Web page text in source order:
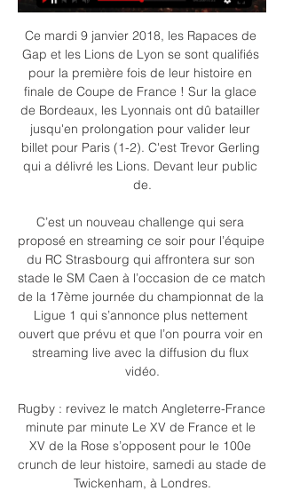
Ce mardi 9 janvier 2018, les Rapaces de
Gap et les Lions de Lyon se sont qualifiés
pour la première fois de leur histoire en
finale de Coupe de France ! Sur la glace
de Bordeaux, les Lyonnais ont dû batailler
jusqu'en prolongation pour valider leur
billet pour Paris (1-2). C'est Trevor Gerling
qui a délivré les Lions. Devant leur public
de.
C’est un nouveau challenge qui sera
proposé en streaming ce soir pour l’équipe
du RC Strasbourg qui affrontera sur son
stade le SM Caen à l’occasion de ce match
de la 17ème journée du championnat de la
Ligue 1 qui s’annonce plus nettement
ouvert que prévu et que l’on pourra voir en
streaming live avec la diffusion du flux
vidéo.
Rugby : revivez le match Angleterre-France
minute par minute Le XV de France et le
XV de la Rose s’opposent pour le 100e
crunch de leur histoire, samedi au stade de
Twickenham, à Londres.